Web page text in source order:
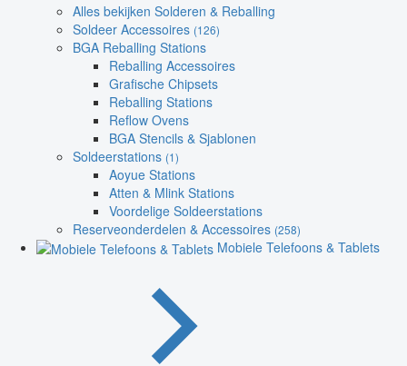
Alles bekijken Solderen & Reballing
Soldeer Accessoires (126)
BGA Reballing Stations
Reballing Accessoires
Grafische Chipsets
Reballing Stations
Reflow Ovens
BGA Stencils & Sjablonen
Soldeerstations (1)
Aoyue Stations
Atten & Mlink Stations
Voordelige Soldeerstations
Reserveonderdelen & Accessoires (258)
Mobiele Telefoons & Tablets